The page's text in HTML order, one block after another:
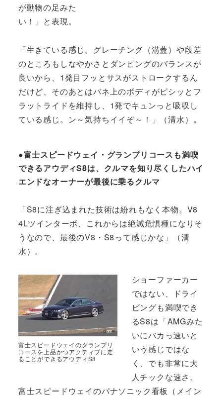
が動物の足みた
い！」と表現。
「生きている感じ。グレーチング（溝蓋）や段差
のところもしなやかさとダンピングのバランスが
良いから、1発目フッとサスがストロークするん
だけど、そのあとはバネ上のボディがピシッとフ
ラットライドを維持し、1発でキュンっと吸収し
ている感じ。ン～気持ちイイぞ～！」（清水）。
●富士スピードウェイ・グランプリコースも満喫
できるアウディS8は、クルマを知り尽くしたハイ
エンドなオーナーが最後に乗るクルマ
「S8に注ぎ込まれた技術は紛れもなく本物。V8
4Lツインターボ、これからは絶滅危惧種になりそ
うなので、最後のV8・S8って感じかな」（清
水）。
富士スピードウェイのグランプリ
コースを上品かつアクティブに走
ることができるアウディS8
ショーファーカー
ではない、ドライ
ビングも満喫でき
るS8は「AMGみた
いにバカっ速いと
いう感じではな
く、でも非常に大
人チックな速さ。
富士スピードウェイのパナソニック看板（メイン